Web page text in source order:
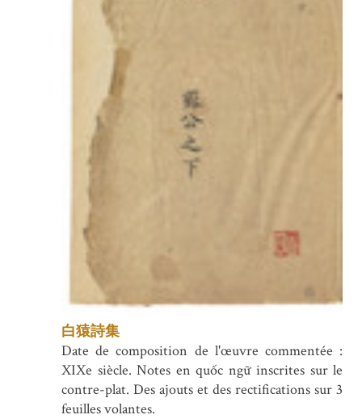
白猿詩集
Date de composition de l'œuvre commentée :
XIXe siècle. Notes en quốc ngữ inscrites sur le
contre-plat. Des ajouts et des rectifications sur 3
feuilles volantes.